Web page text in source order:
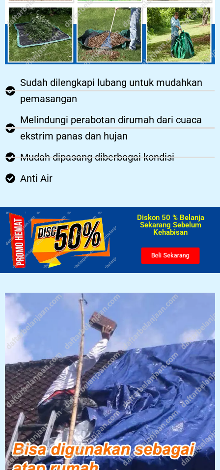
Sudah dilengkapi lubang untuk mudahkan
pemasangan
Melindungi perabotan dirumah dari cuaca
ekstrim panas dan hujan
Mudah dipasang diberbagai kondisi
Anti Air
Diskon 50 % Belanja
Sekarang Sebelum
Kehabisan​
Beli Sekarang